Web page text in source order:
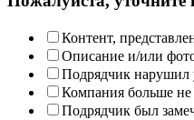
Контент,
Описание и/или
Подрядчик нарушил
Компания больше не
Подрядчик был